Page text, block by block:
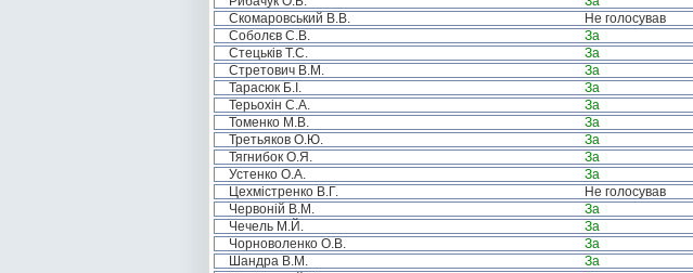
Скомаровський В.В.
Не голосував
Соболєв С.В.
За
Стецьків Т.С.
За
Стретович В.М.
За
Тарасюк Б.І.
За
Терьохін С.А.
За
Томенко М.В.
За
Третьяков О.Ю.
За
Тягнибок О.Я.
За
Устенко О.А.
За
Цехмістренко В.Г.
Не голосував
Червоній В.М.
За
Чечель М.Й.
За
Чорноволенко О.В.
За
Шандра В.М.
За